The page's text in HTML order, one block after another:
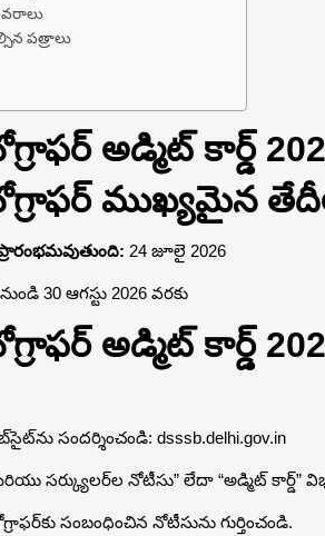
పత్రాలు
అడ్మిట్ కార్డ్
ముఖ్యమైన
24 జూలై 2026
30 ఆగస్టు 2026 వరకు
అడ్మిట్ కార్డ్
సందర్శించండి: dsssb.delhi.gov.in
సర్క్యులర్‌ల నోటీసు” లేదా “అడ్మిట్ కార్డ్”
సంబంధించిన నోటీసును గుర్తించండి.